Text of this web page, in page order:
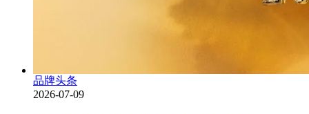
品牌头条
2026-07-09